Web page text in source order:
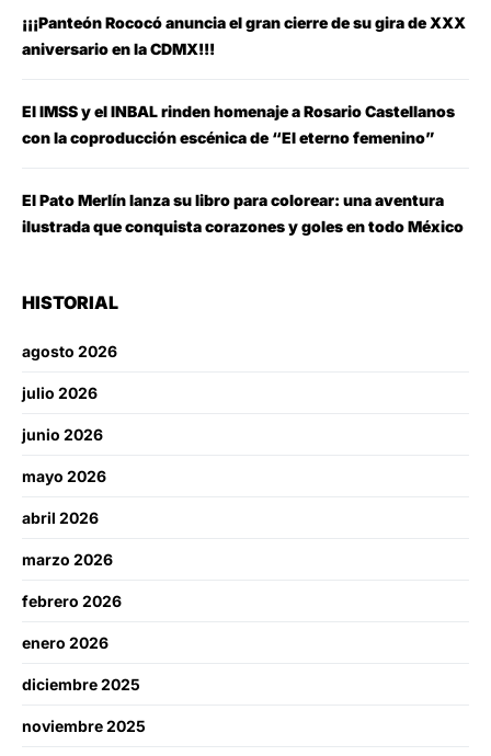
¡¡¡Panteón Rococó anuncia el gran cierre de su gira de XXX
aniversario en la CDMX!!!
El IMSS y el INBAL rinden homenaje a Rosario Castellanos
con la coproducción escénica de “El eterno femenino”
El Pato Merlín lanza su libro para colorear: una aventura
ilustrada que conquista corazones y goles en todo México
HISTORIAL
agosto 2026
julio 2026
junio 2026
mayo 2026
abril 2026
marzo 2026
febrero 2026
enero 2026
diciembre 2025
noviembre 2025